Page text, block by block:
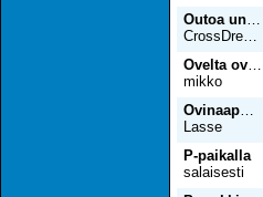
CrossDresser27v
mikko
Lasse
P-paikalla
salaisesti